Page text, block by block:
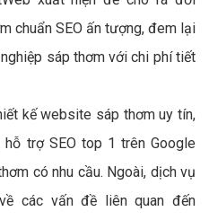
chuẩn SEO ấn tượng, đem lại
sáp thơm với chi phí tiết
kế website sáp thơm uy tín,
trợ SEO top 1 trên Google
có nhu cầu. Ngoài, dịch vụ
các vấn đề liên quan đến